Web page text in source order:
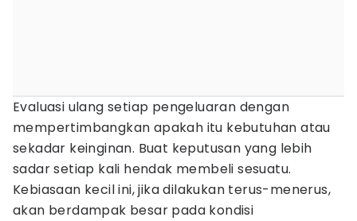
Evaluasi ulang setiap pengeluaran dengan
mempertimbangkan apakah itu kebutuhan atau
sekadar keinginan. Buat keputusan yang lebih
sadar setiap kali hendak membeli sesuatu.
Kebiasaan kecil ini, jika dilakukan terus-menerus,
akan berdampak besar pada kondisi